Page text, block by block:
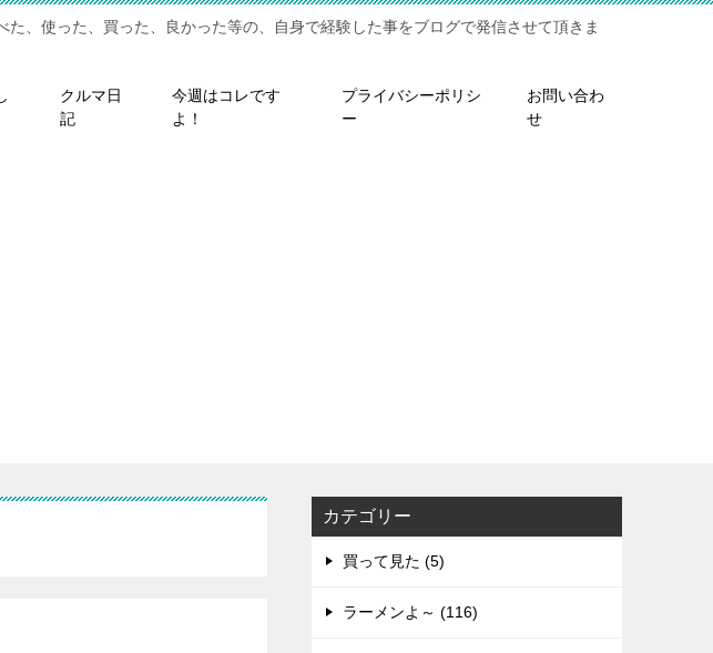
た、使った、買った、良かった等の、自身で経験した事をブログで発信させて頂きま
クルマ日
記
今週はコレです
よ！
プライバシーポリシ
ー
お問い合わ
せ
カテゴリー
買って見た (5)
ラーメンよ～ (116)